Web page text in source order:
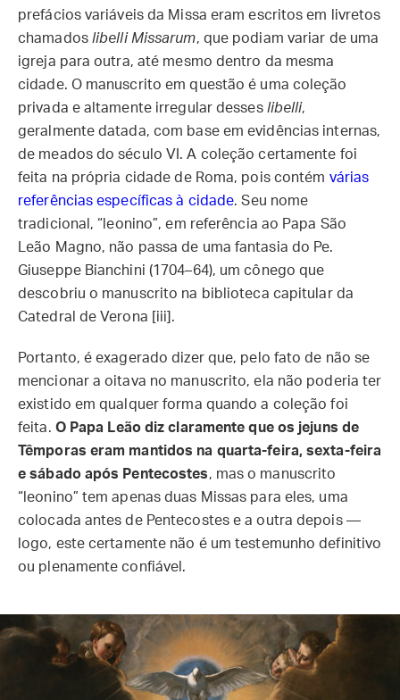
prefácios variáveis da Missa eram escritos em livretos
chamados libelli Missarum, que podiam variar de uma
igreja para outra, até mesmo dentro da mesma
cidade. O manuscrito em questão é uma coleção
privada e altamente irregular desses libelli,
geralmente datada, com base em evidências internas,
de meados do século VI. A coleção certamente foi
feita na própria cidade de Roma, pois contém várias
referências específicas à cidade. Seu nome
tradicional, “leonino”, em referência ao Papa São
Leão Magno, não passa de uma fantasia do Pe.
Giuseppe Bianchini (1704–64), um cônego que
descobriu o manuscrito na biblioteca capitular da
Catedral de Verona [iii].
Portanto, é exagerado dizer que, pelo fato de não se
mencionar a oitava no manuscrito, ela não poderia ter
existido em qualquer forma quando a coleção foi
feita. O Papa Leão diz claramente que os jejuns de
Têmporas eram mantidos na quarta-feira, sexta-feira
e sábado após Pentecostes, mas o manuscrito
“leonino” tem apenas duas Missas para eles, uma
colocada antes de Pentecostes e a outra depois —
logo, este certamente não é um testemunho definitivo
ou plenamente confiável.